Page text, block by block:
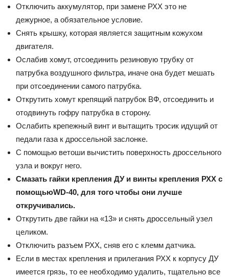
Отключить аккумулятор, при замене РХХ это не
дежурное, а обязательное условие.
Снять крышку, которая является защитным кожухом
двигателя.
Ослабив хомут, отсоединить резиновую трубку от
патрубка воздушного фильтра, иначе она будет мешать
при отсоединении самого патрубка.
Открутить хомут крепящий патрубок ВФ, отсоединить и
отодвинуть гофру патрубка в сторону.
Ослабить крепежный винт и вытащить тросик идущий от
педали газа к дроссельной заслонке.
С помощью ветоши вычистить поверхность дроссельного
узла и вокруг него.
Смазать гайки крепления ДУ и винты крепления РХХ с
помощьюWD-40, для того чтобы они лучше
откручивались.
Открутить две гайки на «13» и снять дроссельный узел
целиком.
Отключить разъем РХХ, сняв его с клемм датчика.
Если в местах крепления и прилегания РХХ к корпусу ДУ
имеется грязь, то ее необходимо удалить, тщательно все